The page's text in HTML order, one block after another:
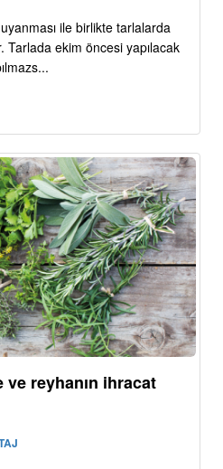
ile birlikte tarlalarda
Tarlada ekim öncesi yapılacak
reyhanın ihracat